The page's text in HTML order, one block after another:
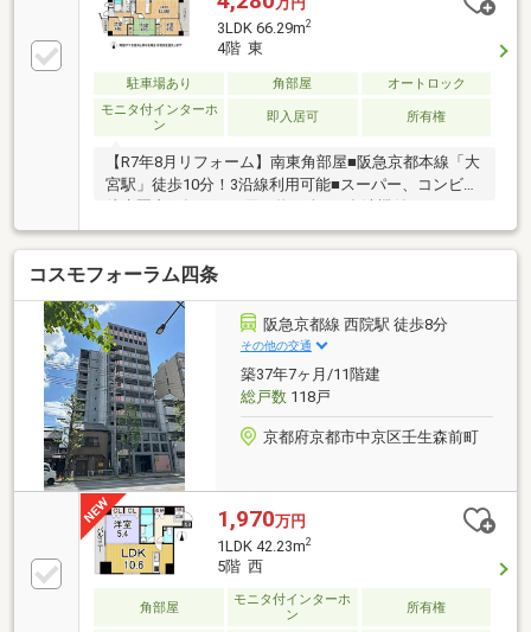
3LDK 66.29m2
4階 東
駐車場あり 角部屋
オートロック
モニタ付インターホ
ン
即入居可 所有権
【R7年8月リフォーム】南東角部屋■阪急京都本線「大
宮駅」徒歩10分！3沿線利用可能■スーパー、コンビニ
キッチン！洗い物の負担を軽減
コスモフォーラム四条
阪急京都線 西院駅 徒歩8分
その他の交通
築37年7ヶ月/11階建
総戸数118戸
京都府京都市中京区壬生森前町
1,970万円
1LDK 42.23m2
5階 西
角部屋
モニタ付インターホ
ン
所有権